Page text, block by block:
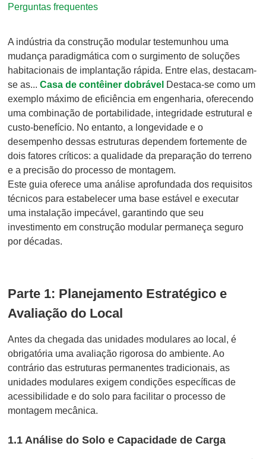
Perguntas frequentes
A indústria da construção modular testemunhou uma
mudança paradigmática com o surgimento de soluções
habitacionais de implantação rápida. Entre elas, destacam-
se as...Casa de contêiner dobrável Destaca-se como um
exemplo máximo de eficiência em engenharia, oferecendo
uma combinação de portabilidade, integridade estrutural e
custo-benefício. No entanto, a longevidade e o
desempenho dessas estruturas dependem fortemente de
dois fatores críticos: a qualidade da preparação do terreno
e a precisão do processo de montagem.
Este guia oferece uma análise aprofundada dos requisitos
técnicos para estabelecer uma base estável e executar
uma instalação impecável, garantindo que seu
investimento em construção modular permaneça seguro
por décadas.
Parte 1: Planejamento Estratégico e
Avaliação do Local
Antes da chegada das unidades modulares ao local, é
obrigatória uma avaliação rigorosa do ambiente. Ao
contrário das estruturas permanentes tradicionais, as
unidades modulares exigem condições específicas de
acessibilidade e do solo para facilitar o processo de
montagem mecânica.
1.1 Análise do Solo e Capacidade de Carga